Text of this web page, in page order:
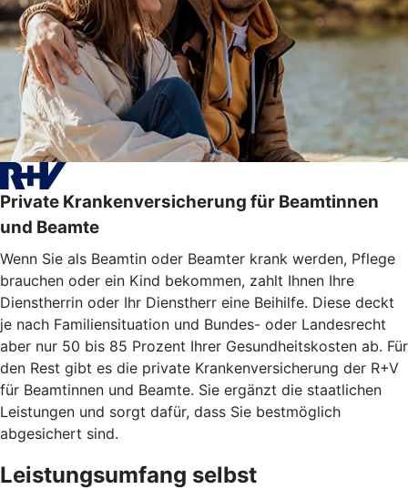
Private Krankenversicherung für Beamtinnen
und Beamte
Wenn Sie als Beamtin oder Beamter krank werden, Pflege
brauchen oder ein Kind bekommen, zahlt Ihnen Ihre
Dienstherrin oder Ihr Dienstherr eine Beihilfe. Diese deckt
je nach Familiensituation und Bundes- oder Landesrecht
aber nur 50 bis 85 Prozent Ihrer Gesundheitskosten ab. Für
den Rest gibt es die private Krankenversicherung der R+V
für Beamtinnen und Beamte. Sie ergänzt die staatlichen
Leistungen und sorgt dafür, dass Sie bestmöglich
abgesichert sind.
Leistungsumfang selbst